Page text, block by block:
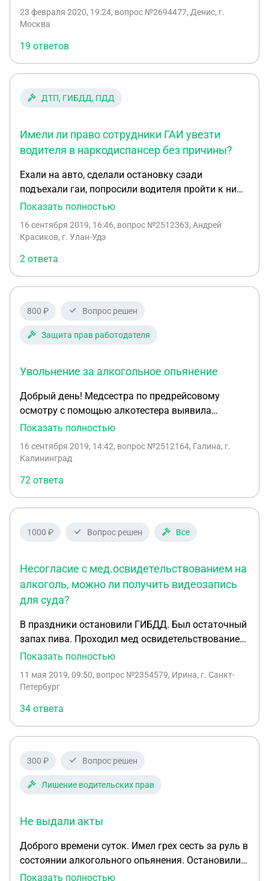
23 февраля 2020, 19:24, вопрос №2694477, Денис, г.
Москва
19 ответов
ДТП, ГИБДД, ПДД
Имели ли право сотрудники ГАИ увезти
водителя в наркодиспансер без причины?
Ехали на авто, сделали остановку сзади
подъехали гаи, попросили водителя пройти к ним
в авто, прошел освидетельствование на алкоголь
положительный результат на марихуану, сказали
право увозить в нарко диспансер без причины? В
момент остановки не был обкурен
Показать полностью
16 сентября 2019, 16:46, вопрос №2512363, Андрей
Красиков, г. Улан-Удэ
2 ответа
800 ₽ Вопрос решен
Защита прав работодателя
Увольнение за алкогольное опьянение
Добрый день! Медсестра по предрейсовому
осмотру с помощью алкотестера выявила
сотрудника с 0,1 мг/л. Составили акт, взяли
отстранение работника от работы. Можем ли мы
Показать полностью
16 сентября 2019, 14:42, вопрос №2512164, Галина, г.
Калининград
72 ответа
1000 ₽ Вопрос решен Все
Несогласие с мед.освидетельствованием на
алкоголь, можно ли получить видеозапись
для суда?
В праздники остановили ГИБДД. Был остаточный
запах пива. Проходил мед освидетельствование
на алкоголь в мед.центре. Врач написала в
походка, речь плохо связанная, ведёт себя не
было! Отказа делать мед освидетельствование не
писал. Просил повторить исследование, но
получил отказ, пока машину изымали, пока
только через 3 часа, сделал повторное
освидетельствование- 0 промиле. В досудебном
своевременно, поэтом готовлю аргументы в суд о
не согласии с мед.заключением. Возможно ли
частному лицу получить видео запись
Показать полностью
11 мая 2019, 09:50, вопрос №2354579, Ирина, г. Санкт-
Петербург
34 ответа
300 ₽ Вопрос решен
Лишение водительских прав
Не выдали акты
Доброго времени суток. Имел грех сесть за руль в
состоянии алкогольного опьянения. Остановили
ДПС, провели все замеры и составление
Показать полностью